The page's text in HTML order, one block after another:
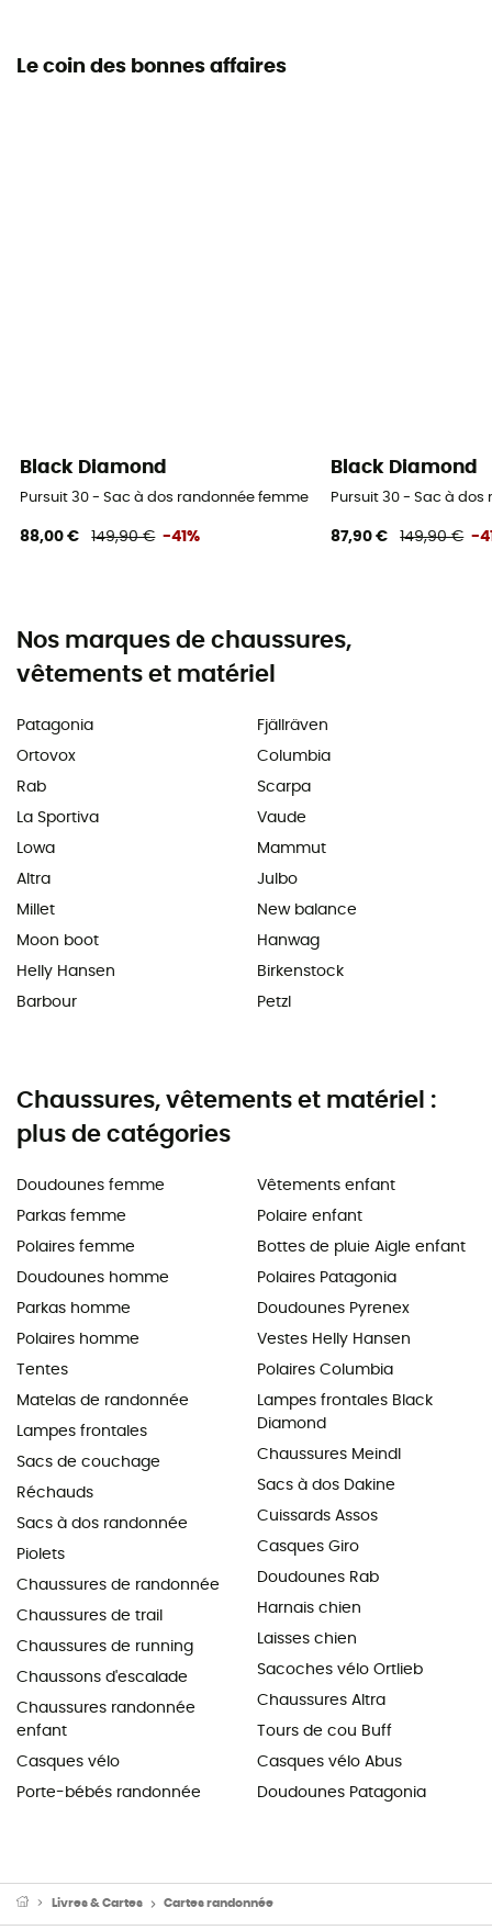
Le coin des bonnes affaires
Black Diamond
Pursuit 30 - Sac à dos randonnée femme
88,00 € 149,90 € -41%
Black Diamond
Pursuit 30 - Sac à
87,90 € 149,90 € -
Nos marques de chaussures,
vêtements et matériel
Patagonia
Ortovox
Rab
La Sportiva
Lowa
Altra
Millet
Moon boot
Helly Hansen
Barbour
Fjällräven
Columbia
Scarpa
Vaude
Mammut
Julbo
New balance
Hanwag
Birkenstock
Petzl
Chaussures, vêtements et matériel :
plus de catégories
Doudounes femme
Parkas femme
Polaires femme
Doudounes homme
Parkas homme
Polaires homme
Tentes
Matelas de randonnée
Lampes frontales
Sacs de couchage
Réchauds
Sacs à dos randonnée
Piolets
Chaussures de randonnée
Chaussures de trail
Chaussures de running
Chaussons d'escalade
Chaussures randonnée
enfant
Casques vélo
Porte-bébés randonnée
Vêtements enfant
Polaire enfant
Bottes de pluie Aigle enfant
Polaires Patagonia
Doudounes Pyrenex
Vestes Helly Hansen
Polaires Columbia
Lampes frontales Black
Diamond
Chaussures Meindl
Sacs à dos Dakine
Cuissards Assos
Casques Giro
Doudounes Rab
Harnais chien
Laisses chien
Sacoches vélo Ortlieb
Chaussures Altra
Tours de cou Buff
Casques vélo Abus
Doudounes Patagonia
Livres & Cartes Cartes randonnée